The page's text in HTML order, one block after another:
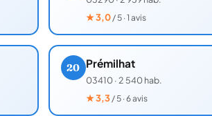
★3,0/ 5 · 1 avis
20 Prémilhat
03410·2 540 hab.
★3,3/ 5 · 6 avis